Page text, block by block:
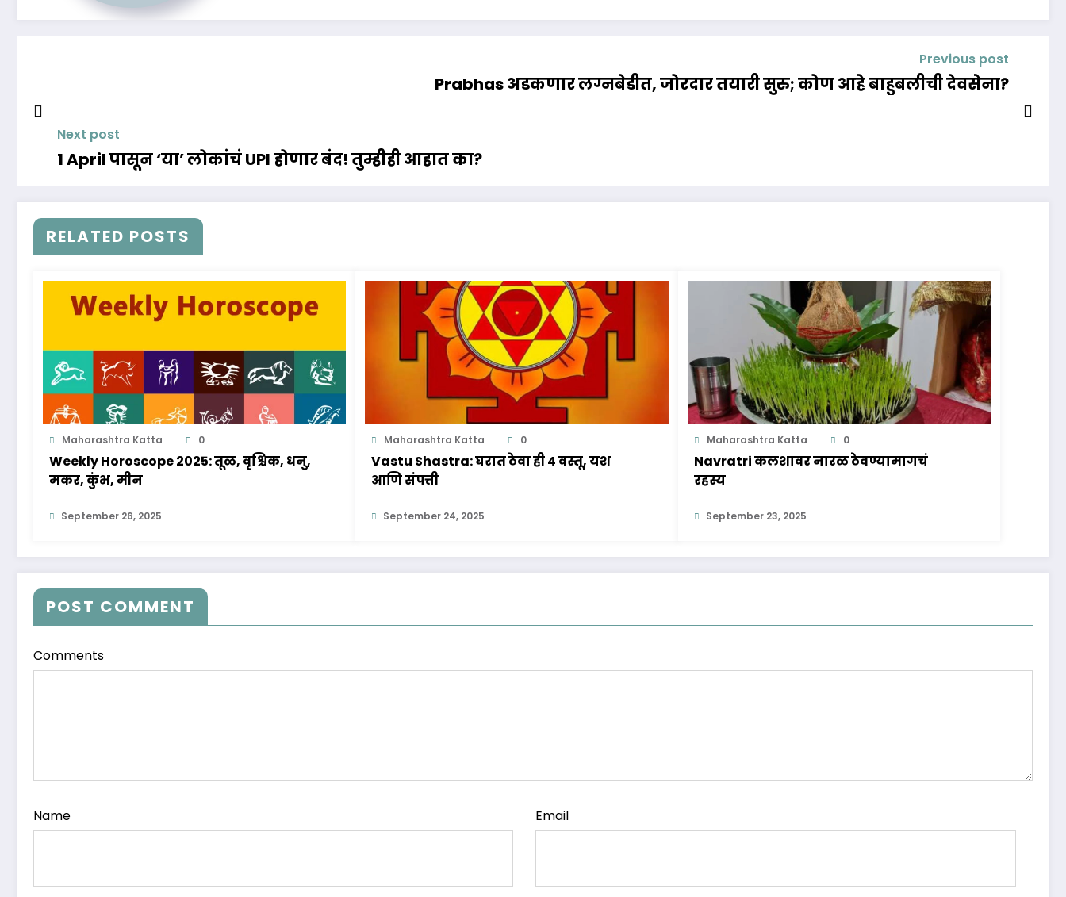
Previous post
Prabhas अडकणार लग्नबेडीत, जोरदार तयारी सुरु; कोण आहे बाहुबलीची देवसेना?
Next post
1 April पासून ‘या’ लोकांचं UPI होणार बंद! तुम्हीही आहात का?
RELATED POSTS
Maharashtra Katta 0
Weekly Horoscope 2025: तूळ, वृश्चिक, धनु,
मकर, कुंभ, मीन
September 26, 2025
Maharashtra Katta 0
Vastu Shastra: घरात ठेवा ही 4 वस्तू, यश
आणि संपत्ती
September 24, 2025
Maharashtra Katta 0
Navratri कलशावर नारळ ठेवण्यामागचं
रहस्य
September 23, 2025
POST COMMENT
Comments
Name Email